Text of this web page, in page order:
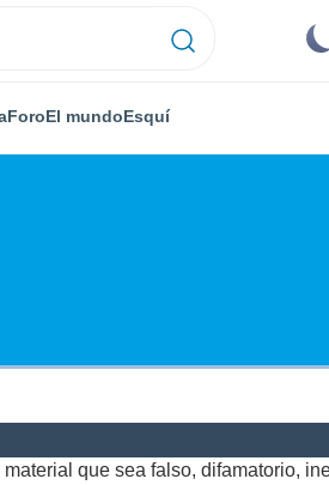
ForoEl mundoEsquí
que sea falso, difamatorio,